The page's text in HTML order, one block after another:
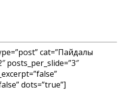
cat=”Пайдалы
posts_per_slide=”3″
dots=”true”]